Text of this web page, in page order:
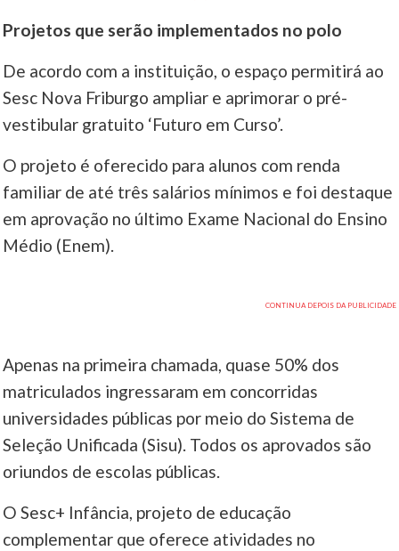
Projetos que serão implementados no polo
De acordo com a instituição, o espaço permitirá ao
Sesc Nova Friburgo ampliar e aprimorar o pré-
vestibular gratuito ‘Futuro em Curso’.
O projeto é oferecido para alunos com renda
familiar de até três salários mínimos e foi destaque
em aprovação no último Exame Nacional do Ensino
Médio (Enem).
Apenas na primeira chamada, quase 50% dos
matriculados ingressaram em concorridas
universidades públicas por meio do Sistema de
Seleção Unificada (Sisu). Todos os aprovados são
oriundos de escolas públicas.
O Sesc+ Infância, projeto de educação
complementar que oferece atividades no